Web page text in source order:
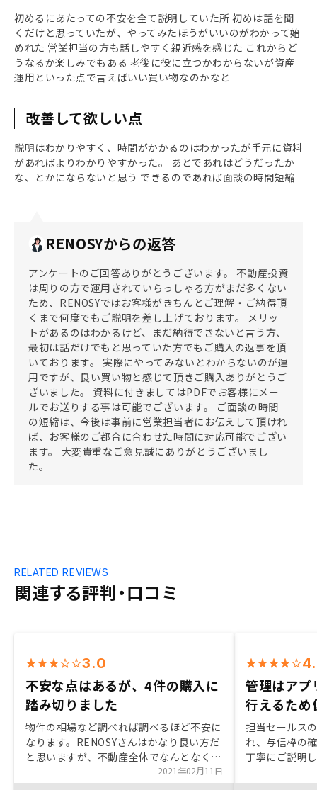
初めるにあたっての不安を全て説明していた所 初めは話を聞
くだけと思っていたが、やってみたほうがいいのがわかって始
めれた 営業担当の方も話しやすく親近感を感じた これからど
うなるか楽しみでもある 老後に役に立つかわからないが資産
運用といった点で言えばいい買い物なのかなと
改善して欲しい点
説明はわかりやすく、時間がかかるのはわかったが手元に資料
があればよりわかりやすかった。 あとであれはどうだったか
な、とかにならないと思う できるのであれば面談の時間短縮
RENOSYからの返答
アンケートのご回答ありがとうございます。 不動産投資
は周りの方で運用されていらっしゃる方がまだ多くない
ため、RENOSYではお客様がきちんとご理解・ご納得頂
くまで何度でもご説明を差し上げております。 メリッ
トがあるのはわかるけど、まだ納得できないと言う方、
最初は話だけでもと思っていた方でもご購入の返事を頂
いております。 実際にやってみないとわからないのが運
用ですが、良い買い物と感じて頂きご購入ありがとうご
ざいました。 資料に付きましてはPDFでお客様にメー
ルでお送りする事は可能でございます。 ご面談の時間
の短縮は、今後は事前に営業担当者にお伝えして頂けれ
ば、お客様のご都合に合わせた時間に対応可能でござい
ます。 大変貴重なご意見誠にありがとうございまし
た。
関連する評判・口コミ
RELATED REVIEWS
3.0
不安な点はあるが、4件の購入に
踏み切りました
物件の相場など調べれば調べるほど不安に
なります。RENOSYさんはかなり良い方だ
と思いますが、不動産全体でなんとなく透
明性が高くない印象があります。2021年02月11日
管理はアプ
行えるため
担当セールス
れ、与信枠の
丁寧にご説明
物件の状況が